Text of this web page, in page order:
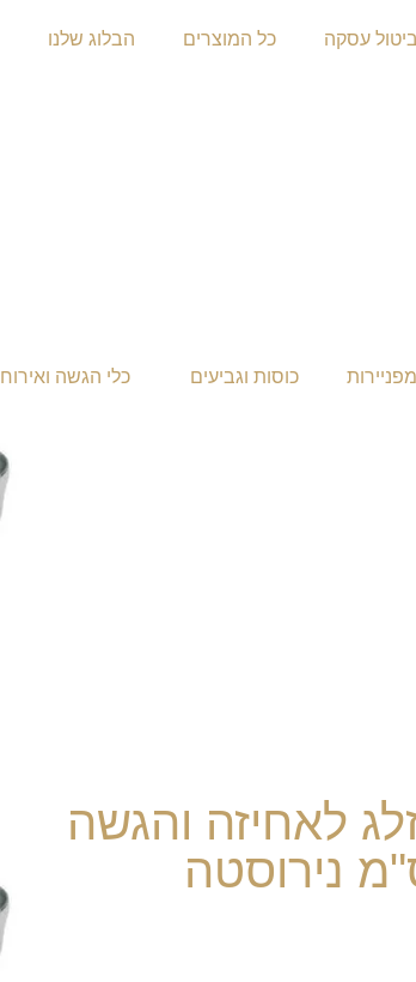
עסקה כל המוצרים הבלוג שלנו
כוסות וגביעים כלי הגשה ואירוח
לאחיזה והגשה